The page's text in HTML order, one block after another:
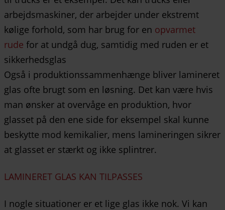
arbejdsmaskiner, der arbejder under ekstremt
kølige forhold, som har brug for en opvarmet
rude for at undgå dug, samtidig med ruden er et
sikkerhedsglas
Også i produktionssammenhænge bliver lamineret
glas ofte brugt som en løsning. Det kan være hvis
man ønsker at overvåge en produktion, hvor
glasset på den ene side for eksempel skal kunne
beskytte mod kemikalier, mens lamineringen sikrer
at glasset er stærkt og ikke splintrer.
LAMINERET GLAS KAN TILPASSES
I nogle situationer er et lige glas ikke nok. Vi kan